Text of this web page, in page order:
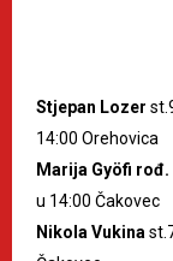
Stjepan Lozer
14:00 Orehovica
Marija Gyöfi rođ.
u 14:00 Čakovec
Nikola Vukina